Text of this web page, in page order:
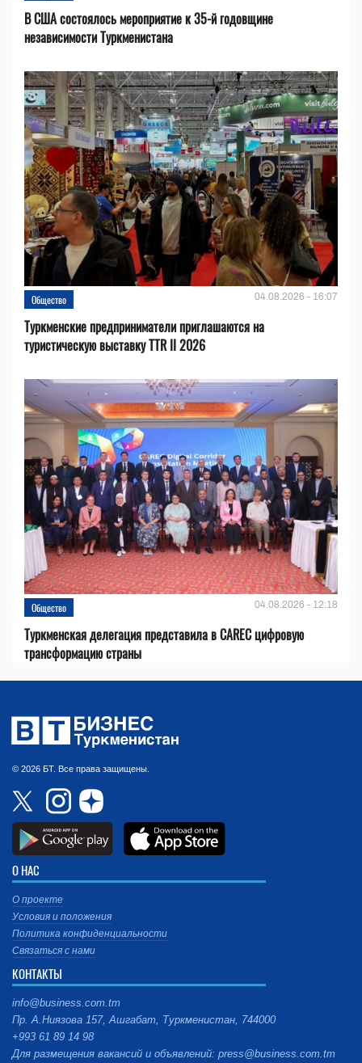
В США состоялось мероприятие к 35-й годовщине
независимости Туркменистана
Общество 04.08.2026 - 16:07
Туркменские предприниматели приглашаются на
туристическую выставку TTR II 2026
Общество 04.08.2026 - 12:18
Туркменская делегация представила в CAREC цифровую
трансформацию страны
© 2026 БТ. Все права защищены.
О НАС
О проекте
Условия и положения
Политика конфиденциальности
Связаться с нами
КОНТАКТЫ
info@business.com.tm
Пр. А.Ниязова 157, Ашгабат, Туркменистан, 744000
+993 61 89 14 98
Для размещения вакансий и объявлений: press@business.com.tm